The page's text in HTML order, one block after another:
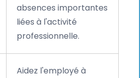
absences importantes
liées à l'activité
professionnelle.
Aidez l'employé à